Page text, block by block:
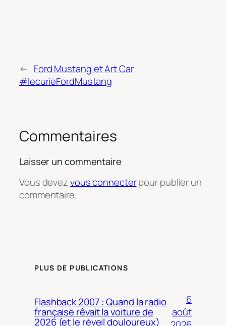
← Ford Mustang et Art Car
#lecurieFordMustang
Commentaires
Laisser un commentaire
Vous devezvous connecterpour publier un
commentaire.
PLUS DE PUBLICATIONS
Flashback 2007 : Quand la radio
française rêvait la voiture de
2026 (et le réveil douloureux)
6
août